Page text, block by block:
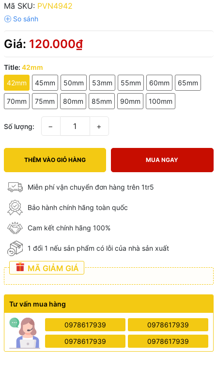
Mã SKU: PVN4942
Giá: 120.000₫
Title: 42mm
42mm
45mm 50mm 53mm 55mm 60mm 65mm
70mm 75mm 80mm 85mm 90mm 100mm
Số lượng: − +
THÊM VÀO GIỎ HÀNG MUA NGAY
Miễn phí vận chuyển đơn hàng trên 1tr5
Bảo hành chính hãng toàn quốc
Cam kết chính hãng 100%
1 đổi 1 nếu sản phẩm có lỗi của nhà sản xuất
MÃ GIẢM GIÁ
Tư vấn mua hàng
0978617939 0978617939
0978617939 0978617939